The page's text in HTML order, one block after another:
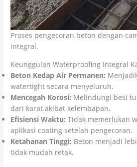
Proses pengecoran beton dengan
integral.
Keunggulan Waterproofing Integral
Beton Kedap Air Permanen:
watertight secara menyeluruh.
Mencegah Korosi: Melindungi besi
dari karat akibat kelembapan.
Efisiensi Waktu: Tidak memerlukan
aplikasi coating setelah pengecoran.
Ketahanan Tinggi: Beton menjadi
tidak mudah retak.